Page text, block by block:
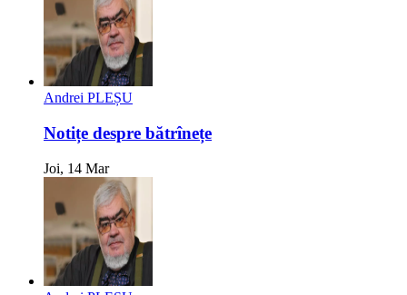
Andrei PLEȘU
Notițe despre bătrînețe
Joi, 14 Mar